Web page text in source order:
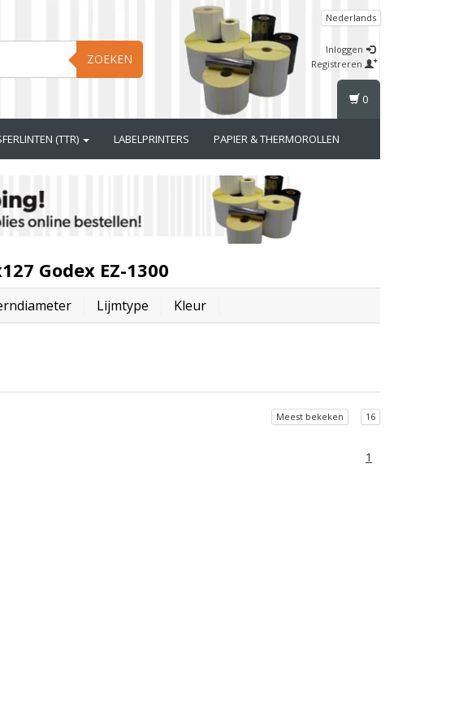
ZOEKEN
Nederlands
Inloggen
Registreren
(TTR) LABELPRINTERS PAPIER & THERMOROLLEN
0
Godex EZ-1300
Lijmtype Kleur
Meest bekeken 16
1